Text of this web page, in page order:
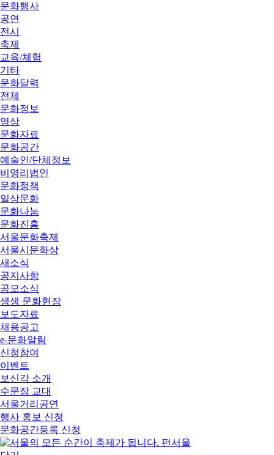
문화행사
공연
전시
축제
교육/체험
기타
문화달력
전체
문화정보
영상
문화자료
문화공간
예술인/단체정보
비영리법인
문화정책
일상문화
문화나눔
문화진흥
서울문화축제
서울시문화상
새소식
공지사항
공모소식
생생 문화현장
보도자료
채용공고
e-문화알림
신청참여
이벤트
보신각 소개
수문장 교대
서울거리공연
행사 홍보 신청
문화공간등록 신청